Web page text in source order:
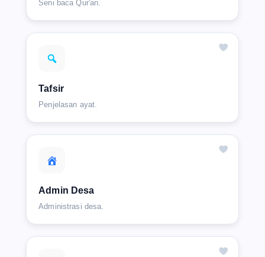
Seni baca Qur'an.
Tafsir
Penjelasan ayat.
Admin Desa
Administrasi desa.